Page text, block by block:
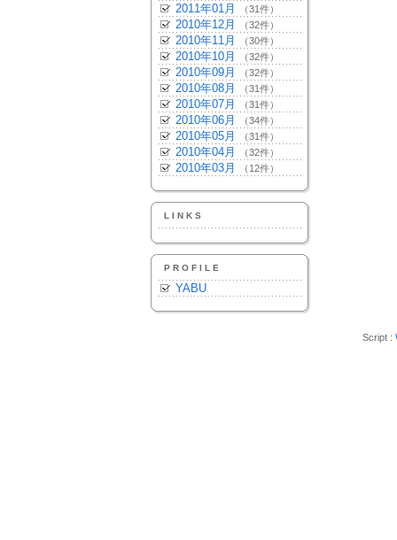
2011年01月 （31件）
2010年12月 （32件）
2010年11月 （30件）
2010年10月 （32件）
2010年09月 （32件）
2010年08月 （31件）
2010年07月 （31件）
2010年06月 （34件）
2010年05月 （31件）
2010年04月 （32件）
2010年03月 （12件）
LINKS
PROFILE
YABU
Script :